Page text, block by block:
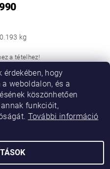
0.193 kg
a tételhez!
jog fenntartva.
érdekében, hogy
weboldalon, és a
köszönhetően
funkcióit,
További információ